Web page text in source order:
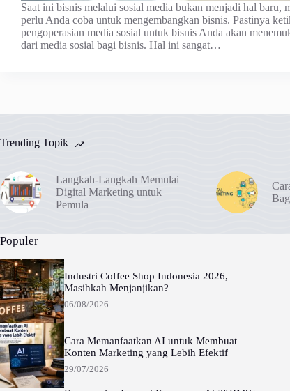
Saat ini bisnis melalui sosial media bukan menjadi hal baru,
perlu Anda coba untuk mengembangkan bisnis. Pastinya
pengoperasian media sosial untuk bisnis Anda akan
dari media sosial bagi bisnis. Hal ini sangat…
Trending Topik
Langkah-Langkah Memulai
Digital Marketing untuk
Pemula
Populer
Industri Coffee Shop Indonesia 2026,
Masihkah Menjanjikan?
06/08/2026
Cara Memanfaatkan AI untuk Membuat
Konten Marketing yang Lebih Efektif
29/07/2026